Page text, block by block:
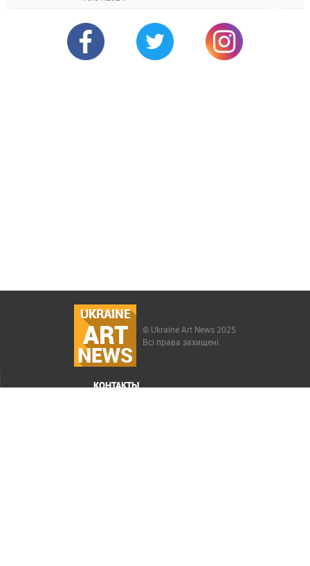
UKRAINE
ART
NEWS
© Ukraine Art News 2025
Всі права захищені
КОНТАКТЫ